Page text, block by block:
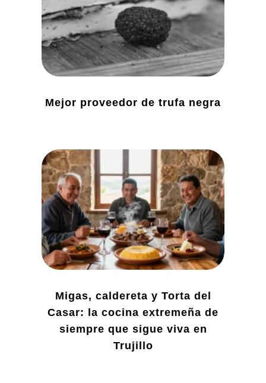
Mejor proveedor de trufa negra
Migas, caldereta y Torta del
Casar: la cocina extremeña de
siempre que sigue viva en
Trujillo